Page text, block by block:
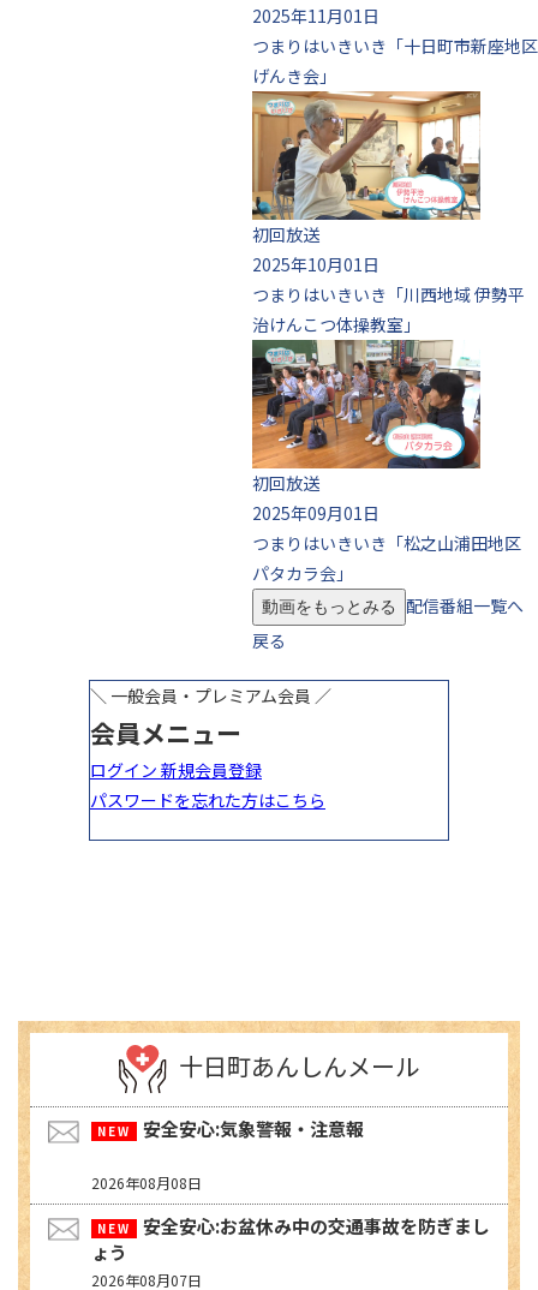
2025年11月01日
つまりはいきいき「十日町市新座地区
げんき会」
初回放送
2025年10月01日
つまりはいきいき「川西地域 伊勢平
治けんこつ体操教室」
初回放送
2025年09月01日
つまりはいきいき「松之山浦田地区
パタカラ会」
動画をもっとみる
配信番組一覧へ
戻る
十日町あんしんメール
安全安心:気象警報・注意報
2026年08月08日
安全安心:お盆休み中の交通事故を防ぎまし
ょう
2026年08月07日